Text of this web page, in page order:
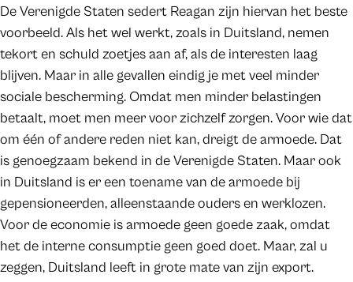
De Verenigde Staten sedert Reagan zijn hiervan het beste
voorbeeld. Als het wel werkt, zoals in Duitsland, nemen
tekort en schuld zoetjes aan af, als de interesten laag
blijven. Maar in alle gevallen eindig je met veel minder
sociale bescherming. Omdat men minder belastingen
betaalt, moet men meer voor zichzelf zorgen. Voor wie dat
om één of andere reden niet kan, dreigt de armoede. Dat
is genoegzaam bekend in de Verenigde Staten. Maar ook
in Duitsland is er een toename van de armoede bij
gepensioneerden, alleenstaande ouders en werklozen.
Voor de economie is armoede geen goede zaak, omdat
het de interne consumptie geen goed doet. Maar, zal u
zeggen, Duitsland leeft in grote mate van zijn export.